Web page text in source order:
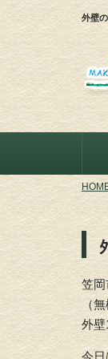
外壁
笠
（
外壁
今日